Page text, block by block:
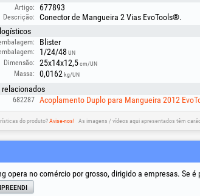
Artigo: 677893
Descrição:
Conector de Mangueira 2 Vias EvoTools®.
Blister
1/24/48 UN
Dimensão: 25x14x12,5cm/UN
Massa: 0,0162 kg/UN
relacionados
682287 Acoplamento Duplo para Mangueira 2012
do produto?Avise-nos! As imagens / vídeos aqui apresentados têm
assistência
opera no comércio por grosso, dirigido a empresas. Se